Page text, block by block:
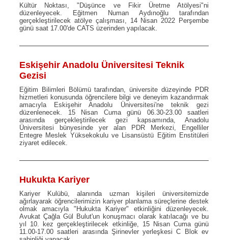
Kültür Noktası, "Düşünce ve Fikir Üretme Atölyesi"ni
düzenleyecek. Eğitmen Numan Aydınoğlu tarafından
gerçekleştirilecek atölye çalışması, 14 Nisan 2022 Perşembe
günü saat 17.00'de CATS üzerinden yapılacak.
Eskişehir Anadolu Üniversitesi Teknik
Gezisi
Eğitim Bilimleri Bölümü tarafından, üniversite düzeyinde PDR
hizmetleri konusunda öğrencilere bilgi ve deneyim kazandırmak
amacıyla Eskişehir Anadolu Üniversitesi'ne teknik gezi
düzenlenecek. 15 Nisan Cuma günü 06.30-23.00 saatleri
arasında gerçekleştirilecek gezi kapsamında, Anadolu
Üniversitesi bünyesinde yer alan PDR Merkezi, Engelliler
Entegre Meslek Yüksekokulu ve Lisansüstü Eğitim Enstitüleri
ziyaret edilecek.
Hukukta Kariyer
Kariyer Kulübü, alanında uzman kişileri üniversitemizde
ağırlayarak öğrencilerimizin kariyer planlama süreçlerine destek
olmak amacıyla "Hukukta Kariyer" etkinliğini düzenleyecek.
Avukat Çağla Gül Bulut'un konuşmacı olarak katılacağı ve bu
yıl 10. kez gerçekleştirilecek etkinliğe, 15 Nisan Cuma günü
11.00-17.00 saatleri arasında Şirinevler yerleşkesi C Blok ev